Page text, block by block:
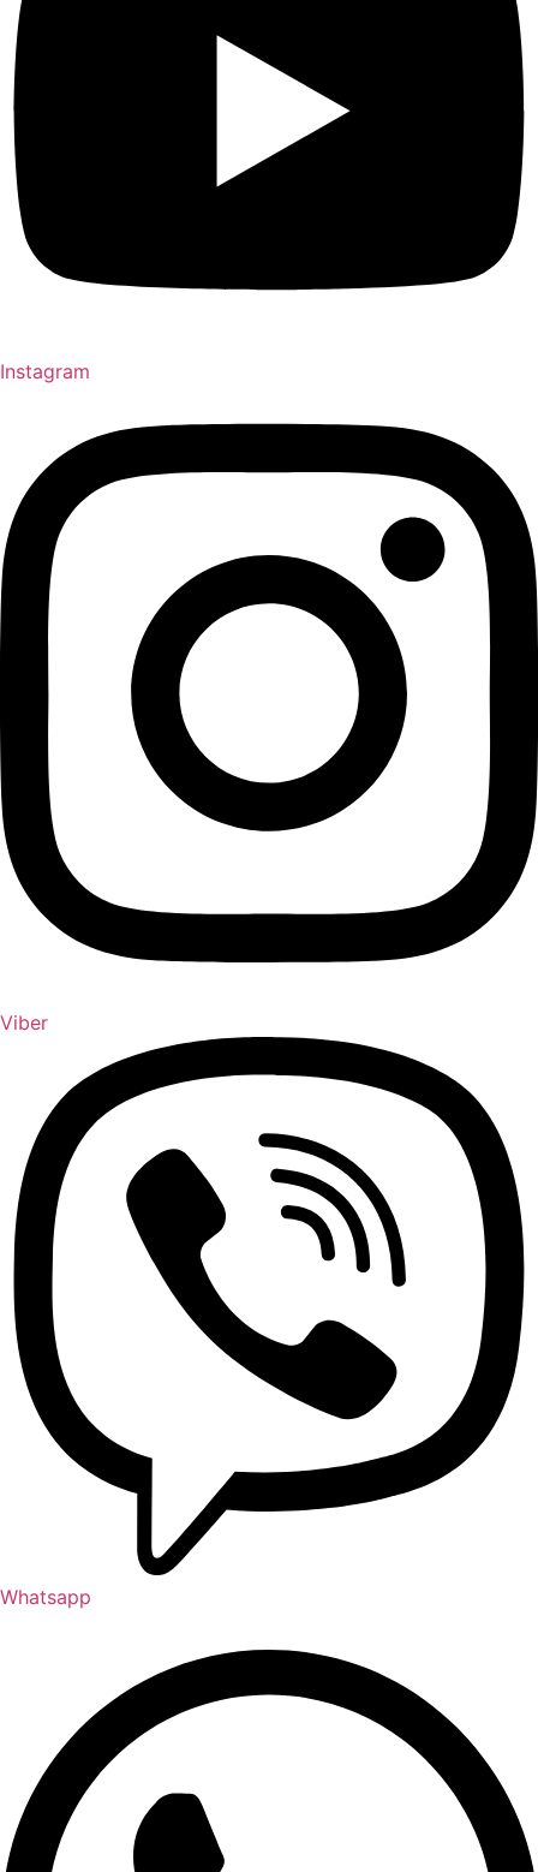
Instagram
Viber
Whatsapp